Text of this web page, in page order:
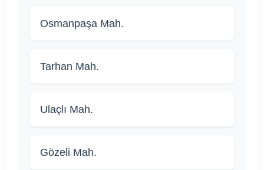
Osmanpaşa Mah.
Tarhan Mah.
Ulaçlı Mah.
Gözeli Mah.